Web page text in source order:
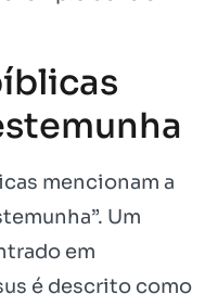
mencionam a
Um
em
é descrito como